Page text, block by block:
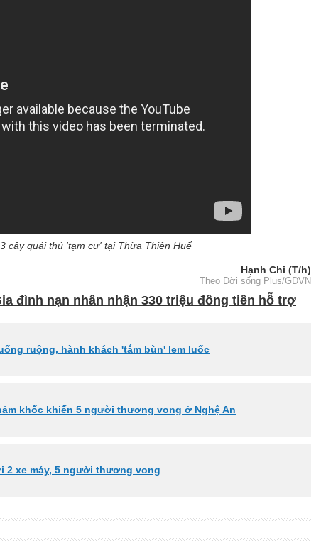
cây quái thú 'tạm cư' tại Thừa Thiên Huế
Hạnh Chi (T/h)
Theo Đời sống Plus/GĐVN
đình nạn nhân nhận 330 triệu đồng tiền hỗ trợ
ruộng, hành khách 'tắm bùn' lem luốc
khốc khiến 5 người thương vong ở Nghệ An
2 xe máy, 5 người thương vong